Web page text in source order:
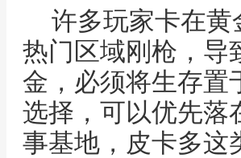
许多玩家卡在
热门区域刚枪，导
金，必须将生存置
选择，可以优先落
事基地，皮卡多这